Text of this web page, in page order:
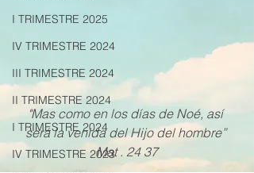
I TRIMESTRE 2025
IV TRIMESTRE 2024
III TRIMESTRE 2024
II TRIMESTRE 2024
I TRIMESTRE 2024
IV TRIMESTRE 2023
"Mas como en los días de Noé, así
será la venida del Hijo del hombre”
Mat . 24 37